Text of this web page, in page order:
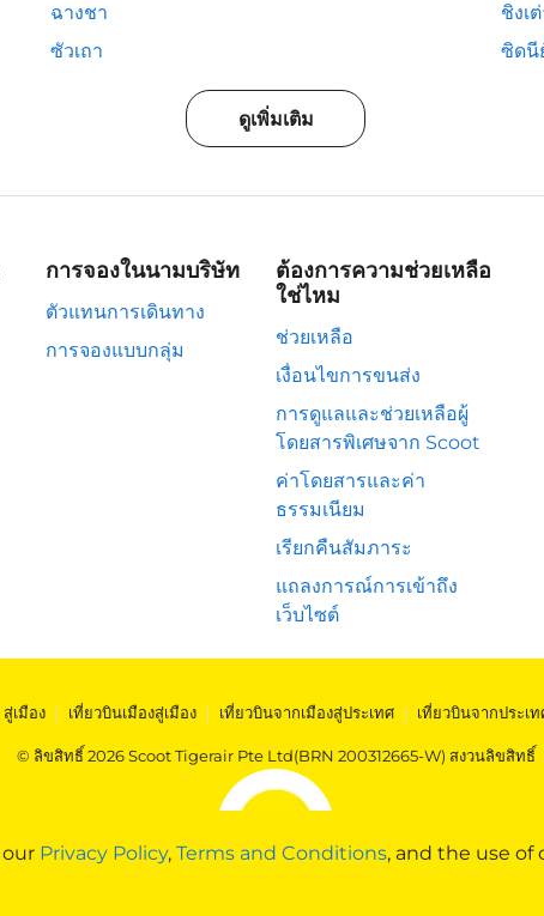
Privacy Policy, Terms and Conditions, and the use of
ฉางชา
ชิงเ
ซัวเถา ซิดนี
ดูเพิ่มเติม
การจองในนามบริษัท
ตัวแทนการเดินทาง
การจองแบบกลุ่ม
ต้องการความช่วยเหลือ
ใช่ไหม
ช่วยเหลือ
เงื่อนไขการขนส่ง
การดูแลและช่วยเหลือผู้
โดยสารพิเศษจาก Scoot
ค่าโดยสารและค่า
ธรรมเนียม
เรียกคืนสัมภาระ
แถลงการณ์การเข้าถึง
เว็บไซต์
สู่เมือง | เที่ยวบินเมืองสู่เมือง | เที่ยวบินจากเมืองสู่ประเทศ | เที่ยวบินจากประเท
© ลิขสิทธิ์ 2026 Scoot Tigerair Pte Ltd(BRN 200312665-W) สงวนลิขสิทธิ์